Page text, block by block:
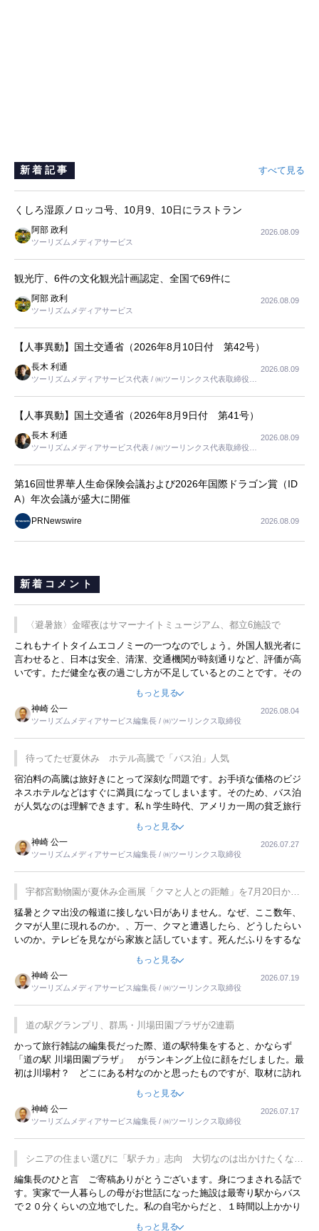
新着記事 すべて見る
くしろ湿原ノロッコ号、10月9、10日にラストラン
阿部 政利
ツーリズムメディアサービス
2026.08.09
観光庁、6件の文化観光計画認定、全国で69件に
阿部 政利
ツーリズムメディアサービス
2026.08.09
【人事異動】国土交通省（2026年8月10日付 第42号）
長木 利通
ツーリズムメディアサービス代表 / ㈱ツーリンクス代表取締役社
2026.08.09
【人事異動】国土交通省（2026年8月9日付 第41号）
長木 利通
ツーリズムメディアサービス代表 / ㈱ツーリンクス代表取締役社
2026.08.09
第16回世界華人生命保険会議および2026年国際ドラゴン賞（ID
A）年次会議が盛大に開催
PRNewswire 2026.08.09
新着コメント
〈避暑旅〉金曜夜はサマーナイトミュージアム、都立6施設で
これもナイトタイムエコノミーの一つなのでしょう。外国人観光者に
言わせると、日本は安全、清潔、交通機関が時刻通りなど、評価が高
いです。ただ健全な夜の過ごし方が不足しているとのことです。その
限らず外国人にとっても楽しみが増えるでしょうね。
もっと見る
神崎 公一
ツーリズムメディアサービス編集長 / ㈱ツーリンクス取締役
2026.08.04
待ってたぜ夏休み ホテル高騰で「バス泊」人気
宿泊料の高騰は旅好きにとって深刻な問題です。お手頃な価格のビジ
ネスホテルなどはすぐに満員になってしまいます。そのため、バス泊
が人気なのは理解できます。私ｈ学生時代、アメリカ一周の貧乏旅行
用してホテル代を浮かせていました。ただし、若いからできたことで
す。若い人が夜行バスで京都に行った、青森に行ったと聞くと、疲れ
が残らないのかなと思ってしまいます。
もっと見る
神崎 公一
ツーリズムメディアサービス編集長 / ㈱ツーリンクス取締役
2026.07.27
宇都宮動物園が夏休み企画展「クマと人との距離」を7月20日から
開催
猛暑とクマ出没の報道に接しない日がありません。なぜ、ここ数年、
クマが人里に現れるのか。、万一、クマと遭遇したら、どうしたらい
いのか。テレビを見ながら家族と話しています。死んだふりをするな
もっと見る
神崎 公一
ツーリズムメディアサービス編集長 / ㈱ツーリンクス取締役
2026.07.19
道の駅グランプリ、群馬・川場田園プラザが2連覇
かって旅行雑誌の編集長だった際、道の駅特集をすると、かならず
「道の駅 川場田園プラザ」 がランキング上位に顔をだしました。最
初は川場村？ どこにある村なのかと思ったものですが、取材に訪れ
した。プレゼンも巧みで、今でも思い出すことが２つあります。一つ
は、従業員に東京ディズニーランドを見学させ、サービス業、接客業
の何かを理解してもらっていることです。 もう一つは1800円もする
プレミアムヨーグルトを販売するにあたり、社内に懸念もあったそう
です。永井社長は、駐車場に都内ナンバーの高級外車が停まっている
ことに目をつけ、高級商品でも売れると確信したそうです。今回の記
事を懐かしく読みました。
もっと見る
神崎 公一
ツーリズムメディアサービス編集長 / ㈱ツーリンクス取締役
2026.07.17
シニアの住まい選びに「駅チカ」志向 大切なのは出かけたくなる
暮らし
編集長のひと言 ご寄稿ありがとうございます。身につまされる話で
す。実家で一人暮らしの母がお世話になった施設は最寄り駅からバス
で２０分くらいの立地でした。私の自宅からだと、１時間以上かかり
もっと見る